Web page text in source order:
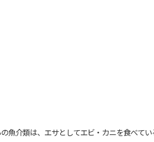
介類は、エサとしてエビ・カニを食べてい